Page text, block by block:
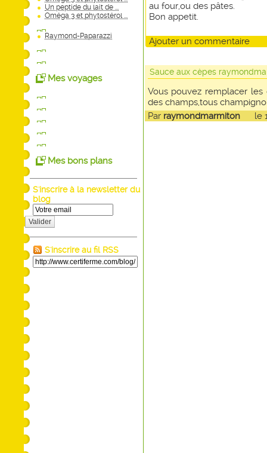
Un peptide du lait de ...
Oméga 3 et phytostérol ...
Raymond-Paparazzi
Mes voyages
Mes bons plans
S'inscrire à la newsletter du
blog
Valider
S'inscrire au fil RSS
au four,ou des pâtes.
Bon appetit.
Ajouter un commentaire
Sauce aux cèpes
Vous pouvez remplacer
des champs,tous
Par raymondmarmitonle